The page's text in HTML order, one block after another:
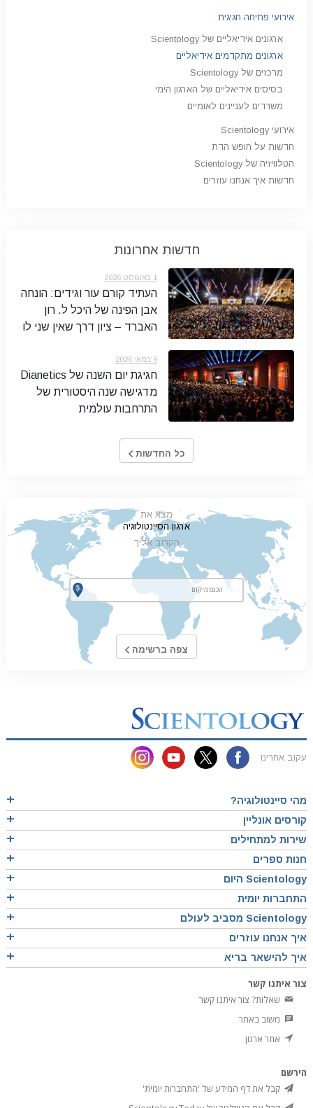
אירועי פתיחה חגיגית
ארגונים אידיאליים של Scientology
ארגונים מתקדמים אידיאליים
מרכזים של Scientology
בסיסים אידיאליים של הארגון הימי
משרדים לעניינים לאומיים
אירועי Scientology
חדשות על חופש הדת
הטלוויזיה של Scientology
חדשות איך אנחנו עוזרים
חדשות אחרונות
1 באוגוסט 2026
העתיד קורם עור וגידים: הונחה
אבן הפינה של היכל ל. רון
האברד – ציון דרך שאין שני לו
9 במאי 2026
חגיגת יום השנה של Dianetics
מדגישה שנה היסטורית של
התרחבות עולמית
כל החדשות
מצא את
ארגון הסיינטולוגיה
הקרוב אליך
צפה ברשימה
עקוב אחרינו
מהי סיינטולוגיה?
קורסים אונליין
שירות למתחילים
חנות ספרים
Scientology היום
התחברות יומית
Scientology מסביב לעולם
איך אנחנו עוזרים
איך להישאר בריא
צור איתנו קשר
שאלות? צור איתנו קשר
משוב באתר
אתר ארגון
הירשם
קבל את דף המידע של 'התחברות יומית'